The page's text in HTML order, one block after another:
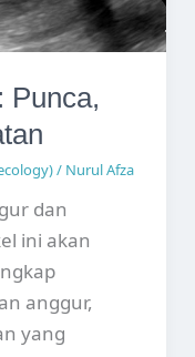
Punca,
/ Nurul Afza
dan
ini akan
anggur,
yang